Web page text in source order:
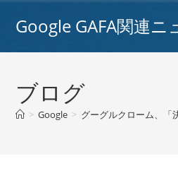
Google GAFA関連ニ
ブログ
> Google > グーグルクローム、「